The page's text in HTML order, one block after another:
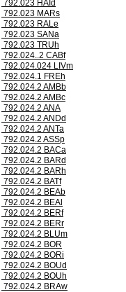
792.023 HAId
792.023 MARs
792.023 RALe
792.023 SANa
792.023 TRUh
792.024..2 CABf
792.024.024 LIVm
792.024.1 FREh
792.024.2 AMBb
792.024.2 AMBc
792.024.2 ANA
792.024.2 ANDd
792.024.2 ANTa
792.024.2 ASSp
792.024.2 BACa
792.024.2 BARd
792.024.2 BARh
792.024.2 BATf
792.024.2 BEAb
792.024.2 BEAl
792.024.2 BERf
792.024.2 BERr
792.024.2 BLUm
792.024.2 BOR
792.024.2 BORi
792.024.2 BOUd
792.024.2 BOUh
792.024.2 BRAw